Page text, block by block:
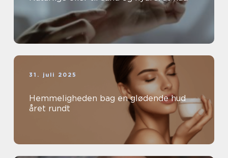
31. juli 2025
Hemmeligheden bag en glødende hud
året rundt